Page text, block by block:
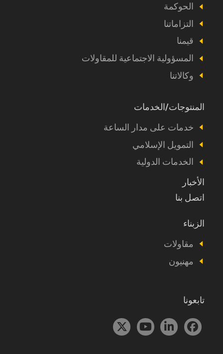
الحوكمة
التزاماتنا
قيمنا
المسؤولية الاجتماعية للمقاولات
وكالاتنا
Footer
Produits
et
autres
المنتوجات/الخدمات
خدمات على مدار الساعة
التمويل الإسلامي
الخدمات الدولية
الأخبار
اتصل بنا
Footer
Vous
êtes
الزبناء
مقاولات
مهنيون
تابعونا